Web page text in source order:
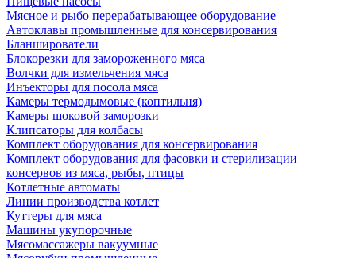
Мясное и рыбо перерабатывающее оборудование
Автоклавы промышленные для консервирования
Бланширователи
Блокорезки для замороженного мяса
Волчки для измельчения мяса
Инъекторы для посола мяса
Камеры термодымовые (коптильня)
Камеры шоковой заморозки
Клипсаторы для колбасы
Комплект оборудования для консервирования
Комплект оборудования для фасовки и стерилизации
консервов из мяса, рыбы, птицы
Котлетные автоматы
Линии производства котлет
Куттеры для мяса
Машины укупорочные
Мясомассажеры вакуумные